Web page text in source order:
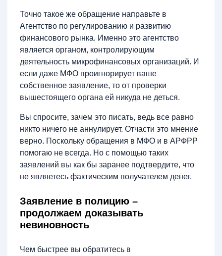
Точно такое же обращение направьте в
Агентство по регулированию и развитию
финансового рынка. Именно это агентство
является органом, контролирующим
деятельность микрофинансовых организаций. И
если даже МФО проигнорирует ваше
собственное заявление, то от проверки
вышестоящего органа ей никуда не деться.
Вы спросите, зачем это писать, ведь все равно
никто ничего не аннулирует. Отчасти это мнение
верно. Поскольку обращения в МФО и в АРФРР
помогаю не всегда. Но с помощью таких
заявлений вы как бы заранее подтвердите, что
не являетесь фактическим получателем денег.
Заявление в полицию –
продолжаем доказывать
невиновность
Чем быстрее вы обратитесь в